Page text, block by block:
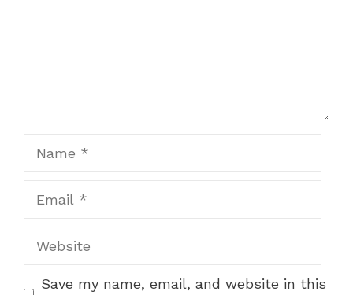
Save my name, email, and website in this